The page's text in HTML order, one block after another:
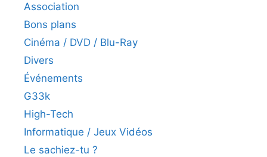
Association
Bons plans
Cinéma / DVD / Blu-Ray
Divers
Événements
G33k
High-Tech
Informatique / Jeux Vidéos
Le sachiez-tu ?